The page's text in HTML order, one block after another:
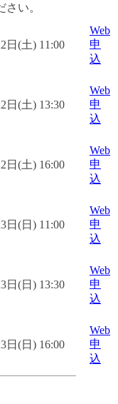
さい。
日(土) 11:00
Web
申
込
日(土) 13:30
Web
申
込
日(土) 16:00
Web
申
込
日(日) 11:00
Web
申
込
日(日) 13:30
Web
申
込
日(日) 16:00
Web
申
込